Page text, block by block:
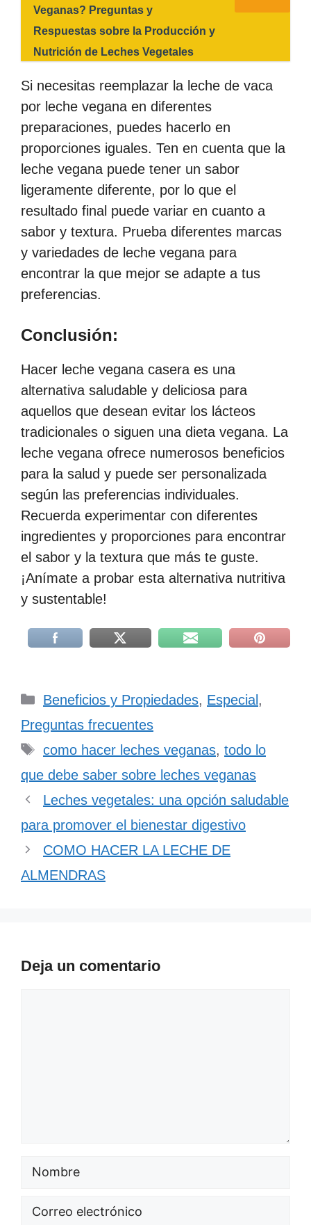
Veganas? Preguntas y
Respuestas sobre la Producción y
Nutrición de Leches Vegetales
Si necesitas reemplazar la leche de vaca
por leche vegana en diferentes
preparaciones, puedes hacerlo en
proporciones iguales. Ten en cuenta que la
leche vegana puede tener un sabor
ligeramente diferente, por lo que el
resultado final puede variar en cuanto a
sabor y textura. Prueba diferentes marcas
y variedades de leche vegana para
encontrar la que mejor se adapte a tus
preferencias.
Conclusión:
Hacer leche vegana casera es una
alternativa saludable y deliciosa para
aquellos que desean evitar los lácteos
tradicionales o siguen una dieta vegana. La
leche vegana ofrece numerosos beneficios
para la salud y puede ser personalizada
según las preferencias individuales.
Recuerda experimentar con diferentes
ingredientes y proporciones para encontrar
el sabor y la textura que más te guste.
¡Anímate a probar esta alternativa nutritiva
y sustentable!
Beneficios y Propiedades, Especial,
Preguntas frecuentes
como hacer leches veganas, todo lo
que debe saber sobre leches veganas
Leches vegetales: una opción saludable
para promover el bienestar digestivo
COMO HACER LA LECHE DE
ALMENDRAS
Deja un comentario